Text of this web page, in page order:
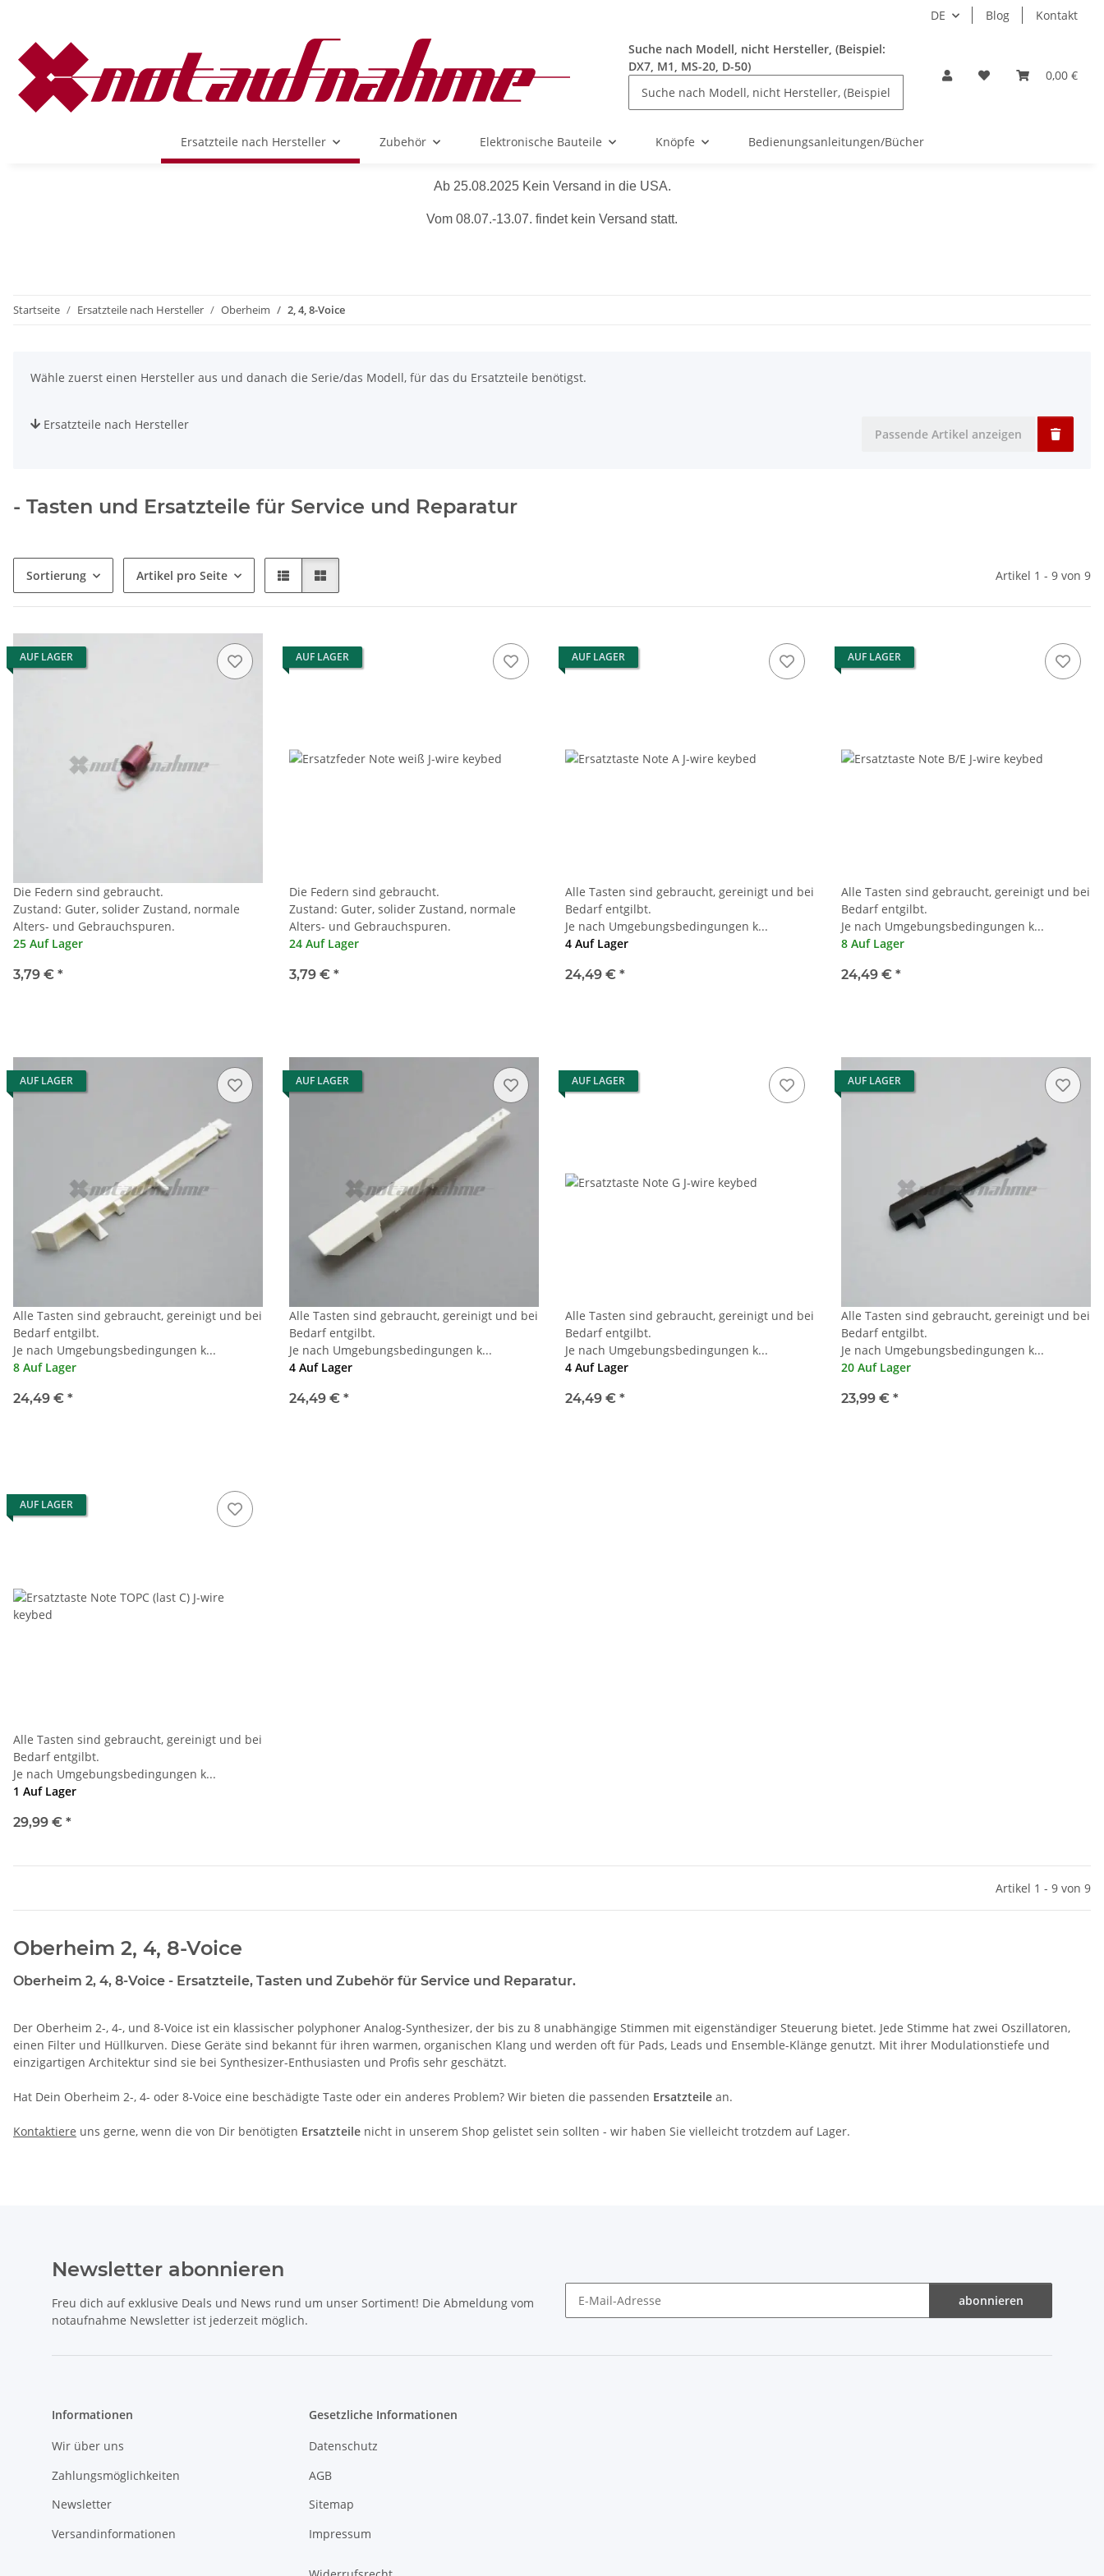
DE Blog Kontakt
Suche nach Modell, nicht Hersteller, (Beispiel:
DX7, M1, MS-20, D-50)
0,00 €
Ersatzteile nach Hersteller Zubehör Elektronische Bauteile Knöpfe Bedienungsanleitungen/Bücher
Ab 25.08.2025 Kein Versand in die USA.
Vom 08.07.-13.07. findet kein Versand statt.
Startseite Ersatzteile nach Hersteller Oberheim 2, 4, 8-Voice
Wähle zuerst einen Hersteller aus und danach die Serie/das Modell, für das du Ersatzteile benötigst.
Ersatzteile nach Hersteller
Passende Artikel anzeigen
- Tasten und Ersatzteile für Service und Reparatur
Sortierung Artikel pro Seite Artikel 1 - 9 von 9
AUF LAGER
Die Federn sind gebraucht.
Zustand: Guter, solider Zustand, normale
Alters- und Gebrauchspuren.
25 Auf Lager
3,79 € *
AUF LAGER
Die Federn sind gebraucht.
Zustand: Guter, solider Zustand, normale
Alters- und Gebrauchspuren.
24 Auf Lager
3,79 € *
AUF LAGER
Alle Tasten sind gebraucht, gereinigt und bei
Bedarf entgilbt.
Je nach Umgebungsbedingungen k...
4 Auf Lager
24,49 € *
AUF LAGER
Alle Tasten sind gebraucht, gereinigt und bei
Bedarf entgilbt.
Je nach Umgebungsbedingungen k...
8 Auf Lager
24,49 € *
AUF LAGER
Alle Tasten sind gebraucht, gereinigt und bei
Bedarf entgilbt.
Je nach Umgebungsbedingungen k...
8 Auf Lager
24,49 € *
AUF LAGER
Alle Tasten sind gebraucht, gereinigt und bei
Bedarf entgilbt.
Je nach Umgebungsbedingungen k...
4 Auf Lager
24,49 € *
AUF LAGER
Alle Tasten sind gebraucht, gereinigt und bei
Bedarf entgilbt.
Je nach Umgebungsbedingungen k...
4 Auf Lager
24,49 € *
AUF LAGER
Alle Tasten sind gebraucht, gereinigt und bei
Bedarf entgilbt.
Je nach Umgebungsbedingungen k...
20 Auf Lager
23,99 € *
AUF LAGER
Alle Tasten sind gebraucht, gereinigt und bei
Bedarf entgilbt.
Je nach Umgebungsbedingungen k...
1 Auf Lager
29,99 € *
Artikel 1 - 9 von 9
Oberheim 2, 4, 8-Voice
Oberheim 2, 4, 8-Voice - Ersatzteile, Tasten und Zubehör für Service und Reparatur.
Der Oberheim 2-, 4-, und 8-Voice ist ein klassischer polyphoner Analog-Synthesizer, der bis zu 8 unabhängige Stimmen mit eigenständiger Steuerung bietet. Jede Stimme hat zwei Oszillatoren,
einen Filter und Hüllkurven. Diese Geräte sind bekannt für ihren warmen, organischen Klang und werden oft für Pads, Leads und Ensemble-Klänge genutzt. Mit ihrer Modulationstiefe und
einzigartigen Architektur sind sie bei Synthesizer-Enthusiasten und Profis sehr geschätzt.
Hat Dein Oberheim 2-, 4- oder 8-Voice eine beschädigte Taste oder ein anderes Problem? Wir bieten die passenden Ersatzteile an.
Kontaktiere uns gerne, wenn die von Dir benötigten Ersatzteile nicht in unserem Shop gelistet sein sollten - wir haben Sie vielleicht trotzdem auf Lager.
Newsletter abonnieren
Freu dich auf exklusive Deals und News rund um unser Sortiment! Die Abmeldung vom
notaufnahme Newsletter ist jederzeit möglich.
abonnieren
Informationen
Wir über uns
Zahlungsmöglichkeiten
Newsletter
Versandinformationen
Gesetzliche Informationen
Datenschutz
AGB
Sitemap
Impressum